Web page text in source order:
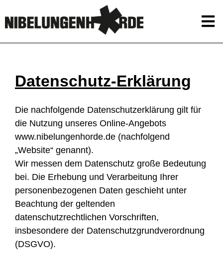
Datenschutz-Erklärung
Die nachfolgende Datenschutzerklärung gilt für
die Nutzung unseres Online-Angebots
www.nibelungenhorde.de (nachfolgend
„Website“ genannt).
Wir messen dem Datenschutz große Bedeutung
bei. Die Erhebung und Verarbeitung Ihrer
personenbezogenen Daten geschieht unter
Beachtung der geltenden
datenschutzrechtlichen Vorschriften,
insbesondere der Datenschutzgrundverordnung
(DSGVO).